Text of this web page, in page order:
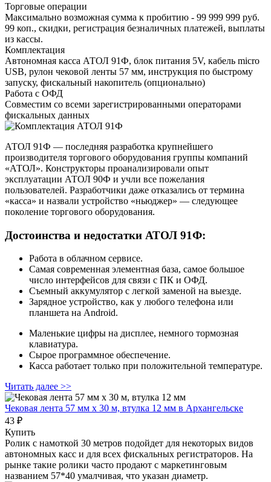
Торговые операции
Максимально возможная сумма к пробитию - 99 999 999 руб.
99 коп., скидки, регистрация безналичных платежей, выплаты
из кассы.
Комплектация
Автономная касса АТОЛ 91Ф, блок питания 5V, кабель micro
USB, рулон чековой ленты 57 мм, инструкция по быстрому
запуску, фискальный накопитель (опционально)
Работа с ОФД
Совместим со всеми зарегистрированными операторами
фискальных данных
АТОЛ 91Ф — последняя разработка крупнейшего
производителя торгового оборудования группы компаний
«АТОЛ». Конструкторы проанализировали опыт
эксплуатации АТОЛ 90Ф и учли все пожелания
пользователей. Разработчики даже отказались от термина
«касса» и назвали устройство «ньюджер» — следующее
поколение торгового оборудования.
Достоинства и недостатки АТОЛ 91Ф:
Работа в облачном сервисе.
Самая современная элементная база, самое большое
число интерфейсов для связи с ПК и ОФД.
Съемный аккумулятор с легкой заменой на выезде.
Зарядное устройство, как у любого телефона или
планшета на Android.
Маленькие цифры на дисплее, немного тормозная
клавиатура.
Сырое программное обеспечение.
Касса работает только при положительной температуре.
Читать далее >>
Чековая лента 57 мм x 30 м, втулка 12 мм в Архангельске
43 ₽
Купить
Ролик с намоткой 30 метров подойдет для некоторых видов
автономных касс и для всех фискальных регистраторов. На
рынке такие ролики часто продают с маркетинговым
названием 57*40 умалчивая, что указан диаметр.